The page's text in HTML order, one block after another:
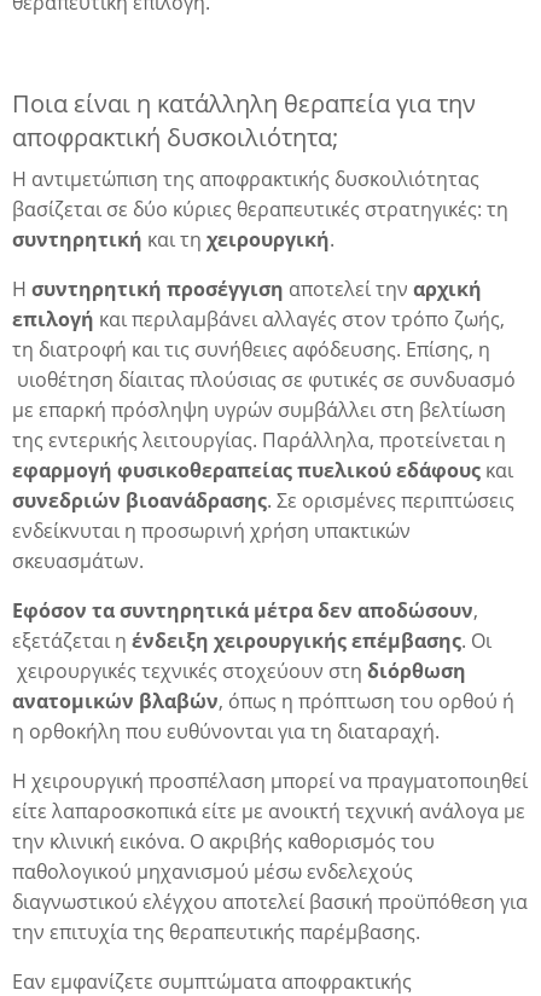
Ποια είναι η κατάλληλη θεραπεία για την
αποφρακτική δυσκοιλιότητα;
Η αντιμετώπιση της αποφρακτικής δυσκοιλιότητας
βασίζεται σε δύο κύριες θεραπευτικές στρατηγικές: τη
συντηρητική και τη χειρουργική.
Η συντηρητική προσέγγιση αποτελεί την αρχική
επιλογή και περιλαμβάνει αλλαγές στον τρόπο ζωής,
τη διατροφή και τις συνήθειες αφόδευσης. Επίσης, η
υιοθέτηση δίαιτας πλούσιας σε φυτικές σε συνδυασμό
με επαρκή πρόσληψη υγρών συμβάλλει στη βελτίωση
της εντερικής λειτουργίας. Παράλληλα, προτείνεται η
εφαρμογή φυσικοθεραπείας πυελικού εδάφους και
συνεδριών βιοανάδρασης. Σε ορισμένες περιπτώσεις
ενδείκνυται η προσωρινή χρήση υπακτικών
σκευασμάτων.
Εφόσον τα συντηρητικά μέτρα δεν αποδώσουν,
εξετάζεται η ένδειξη χειρουργικής επέμβασης. Οι
χειρουργικές τεχνικές στοχεύουν στη διόρθωση
ανατομικών βλαβών, όπως η πρόπτωση του ορθού ή
η ορθοκήλη που ευθύνονται για τη διαταραχή.
Η χειρουργική προσπέλαση μπορεί να πραγματοποιηθεί
είτε λαπαροσκοπικά είτε με ανοικτή τεχνική ανάλογα με
την κλινική εικόνα. Ο ακριβής καθορισμός του
παθολογικού μηχανισμού μέσω ενδελεχούς
διαγνωστικού ελέγχου αποτελεί βασική προϋπόθεση για
την επιτυχία της θεραπευτικής παρέμβασης.
Eαν εμφανίζετε συμπτώματα αποφρακτικής